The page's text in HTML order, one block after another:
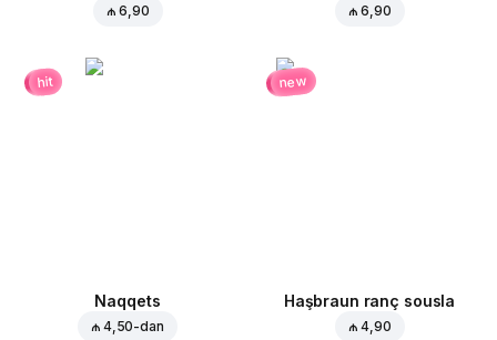
₼ 6,90 ₼ 6,90
hit
Naqqets
₼ 4,50-dan
new
Haşbraun ranç sousla
₼ 4,90